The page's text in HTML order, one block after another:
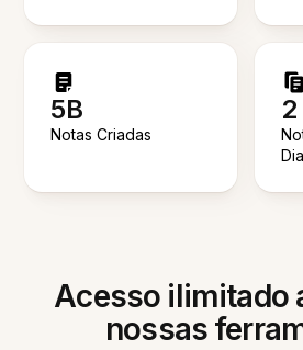
5B
Notas Criadas
Acesso ilimitado
nossas